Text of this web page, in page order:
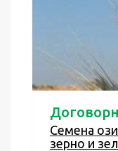
Семена
зерно и